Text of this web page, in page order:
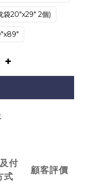
袋20"x29" 2個)
付
式
顧客評價